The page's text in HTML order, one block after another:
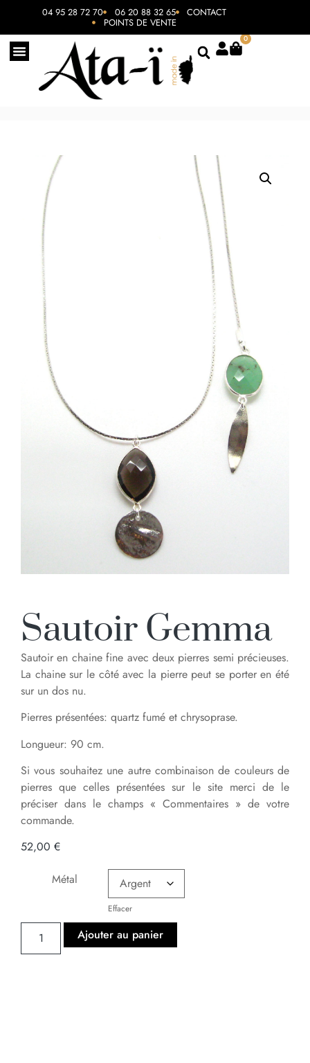
04 95 28 72 70 06 20 88 32 65 CONTACT
POINTS DE VENTE
0
Sautoir Gemma
Sautoir en chaine fine avec deux pierres semi précieuses.
La chaine sur le côté avec la pierre peut se porter en été
sur un dos nu.
Pierres présentées: quartz fumé et chrysoprase.
Longueur: 90 cm.
Si vous souhaitez une autre combinaison de couleurs de
pierres que celles présentées sur le site merci de le
préciser dans le champs « Commentaires » de votre
commande.
52,00 €
Métal
Effacer
Ajouter au panier